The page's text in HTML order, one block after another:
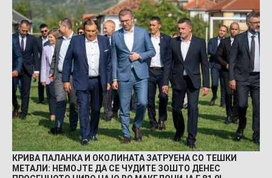
КРИВА ПАЛАНКА И ОКОЛИНАТА ЗАТРУЕНА СО ТЕШКИ
МЕТАЛИ: НЕМОЈТЕ ДА СЕ ЧУДИТЕ ЗОШТО ДЕНЕС